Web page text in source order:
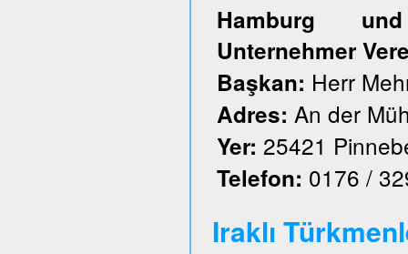
Hamburg und
Unternehmer
Başkan: Herr
Adres: An der
Yer: 25421
Telefon: 0176 /
Iraklı